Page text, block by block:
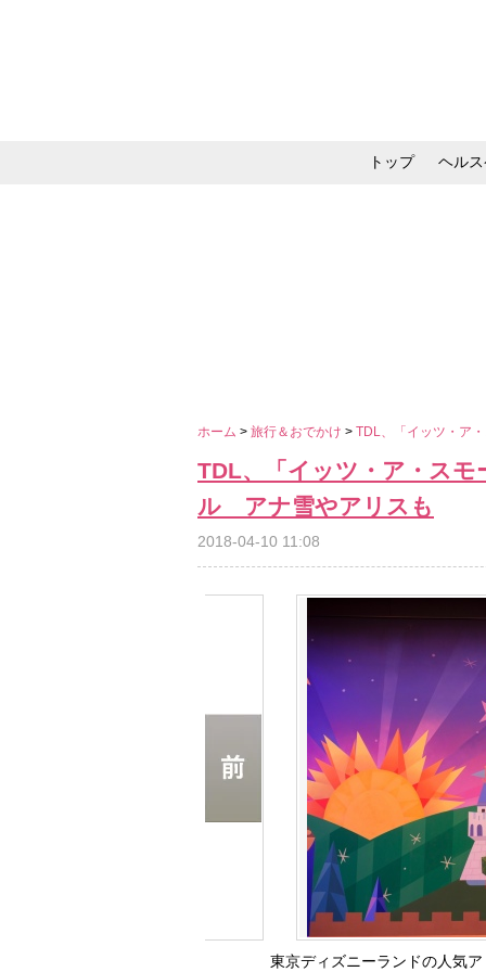
トップ ヘル
ホーム > 旅行＆おでかけ > TDL、「イッツ・ア
TDL、「イッツ・ア・ス
ル アナ雪やアリスも
2018-04-10 11:08
東京ディズニーランドの人気